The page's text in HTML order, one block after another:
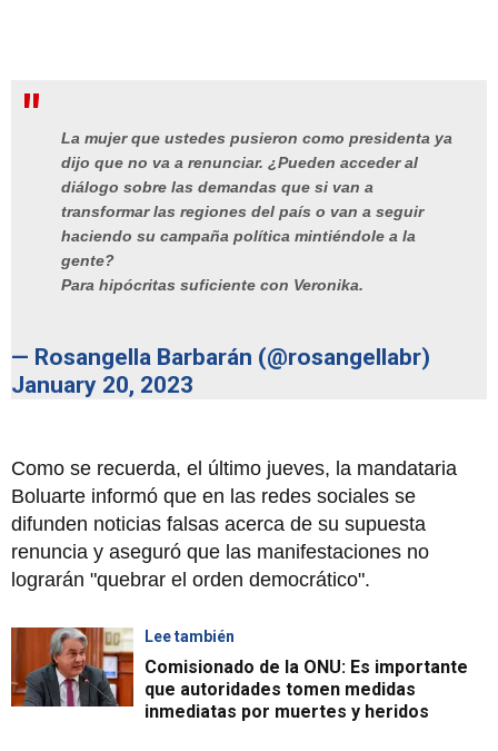
La mujer que ustedes pusieron como presidenta ya
dijo que no va a renunciar. ¿Pueden acceder al
diálogo sobre las demandas que si van a
transformar las regiones del país o van a seguir
haciendo su campaña política mintiéndole a la
gente?
Para hipócritas suficiente con Veronika.
— Rosangella Barbarán (@rosangellabr)
January 20, 2023
Como se recuerda, el último jueves, la mandataria
Boluarte informó que en las redes sociales se
difunden noticias falsas acerca de su supuesta
renuncia y aseguró que las manifestaciones no
lograrán "quebrar el orden democrático".
Lee también
Comisionado de la ONU: Es importante
que autoridades tomen medidas
inmediatas por muertes y heridos